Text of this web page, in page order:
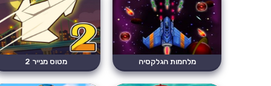
מלחמות הגלקסיה מטוס מנייר 2